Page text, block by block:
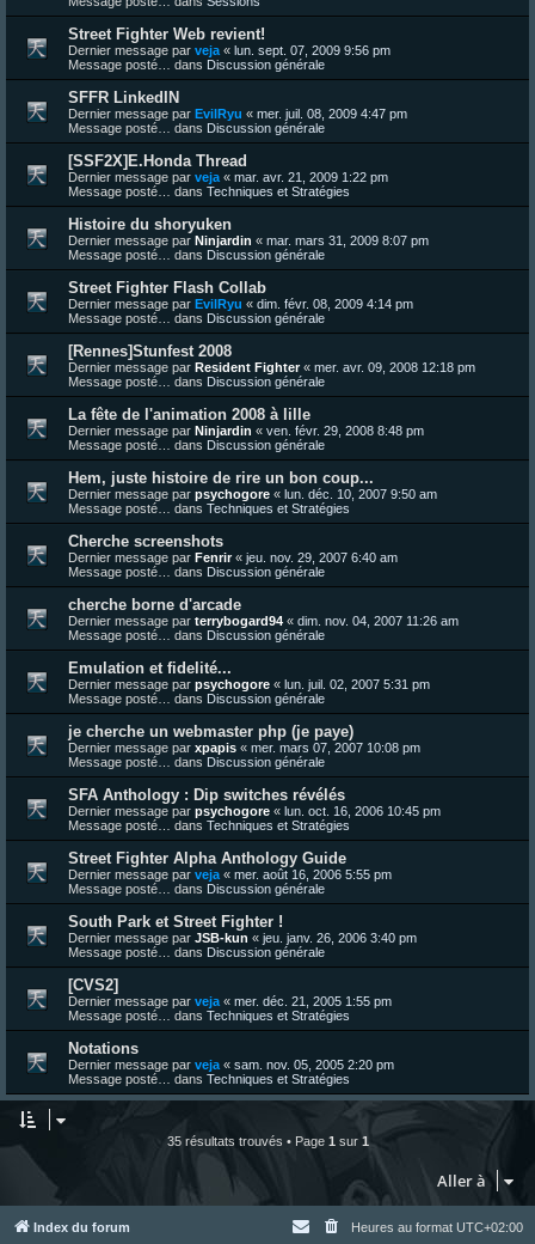
Street Fighter Web revient!
Dernier message par veja « lun. sept. 07, 2009 9:56 pm
Message posté… dans Discussion générale
SFFR LinkedIN
Dernier message par EvilRyu « mer. juil. 08, 2009 4:47 pm
Message posté… dans Discussion générale
[SSF2X]E.Honda Thread
Dernier message par veja « mar. avr. 21, 2009 1:22 pm
Message posté… dans Techniques et Stratégies
Histoire du shoryuken
Dernier message par Ninjardin « mar. mars 31, 2009 8:07 pm
Message posté… dans Discussion générale
Street Fighter Flash Collab
Dernier message par EvilRyu « dim. févr. 08, 2009 4:14 pm
Message posté… dans Discussion générale
[Rennes]Stunfest 2008
Dernier message par Resident Fighter« mer. avr. 09, 2008 12:18 pm
Message posté… dans Discussion générale
La fête de l'animation 2008 à lille
Dernier message par Ninjardin « ven. févr. 29, 2008 8:48 pm
Message posté… dans Discussion générale
Hem, juste histoire de rire un bon coup...
Dernier message par psychogore « lun. déc. 10, 2007 9:50 am
Message posté… dans Techniques et Stratégies
Cherche screenshots
Dernier message par Fenrir« jeu. nov. 29, 2007 6:40 am
Message posté… dans Discussion générale
cherche borne d'arcade
Dernier message par terrybogard94 « dim. nov. 04, 2007 11:26 am
Message posté… dans Discussion générale
Emulation et fidelité...
Dernier message par psychogore « lun. juil. 02, 2007 5:31 pm
Message posté… dans Discussion générale
je cherche un webmaster php (je paye)
Dernier message par xpapis « mer. mars 07, 2007 10:08 pm
Message posté… dans Discussion générale
SFA Anthology : Dip switches révélés
Dernier message par psychogore « lun. oct. 16, 2006 10:45 pm
Message posté… dans Techniques et Stratégies
Street Fighter Alpha Anthology Guide
Dernier message par veja « mer. août 16, 2006 5:55 pm
Message posté… dans Discussion générale
South Park et Street Fighter !
Dernier message par JSB-kun « jeu. janv. 26, 2006 3:40 pm
Message posté… dans Discussion générale
[CVS2]
Dernier message par veja « mer. déc. 21, 2005 1:55 pm
Message posté… dans Techniques et Stratégies
Notations
Dernier message par veja « sam. nov. 05, 2005 2:20 pm
Message posté… dans Techniques et Stratégies
35 résultats trouvés • Page 1 sur 1
Aller à
Index du forum Heures au format UTC+02:00